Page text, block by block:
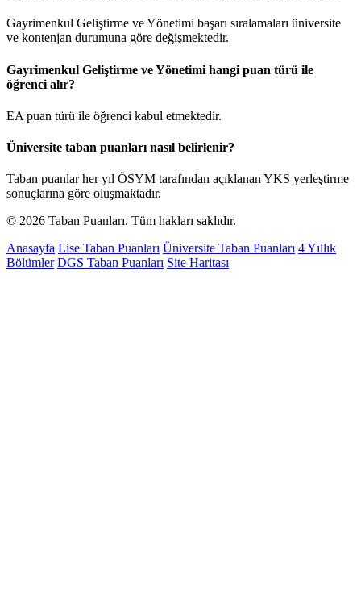
Gayrimenkul Geliştirme ve Yönetimi başarı sıralamaları üniversite
ve kontenjan durumuna göre değişmektedir.
Gayrimenkul Geliştirme ve Yönetimi hangi puan türü ile
öğrenci alır?
EA puan türü ile öğrenci kabul etmektedir.
Üniversite taban puanları nasıl belirlenir?
Taban puanlar her yıl ÖSYM tarafından açıklanan YKS yerleştirme
sonuçlarına göre oluşmaktadır.
© 2026 Taban Puanları. Tüm hakları saklıdır.
Anasayfa Lise Taban Puanları Üniversite Taban Puanları 4 Yıllık
Bölümler DGS Taban Puanları Site Haritası